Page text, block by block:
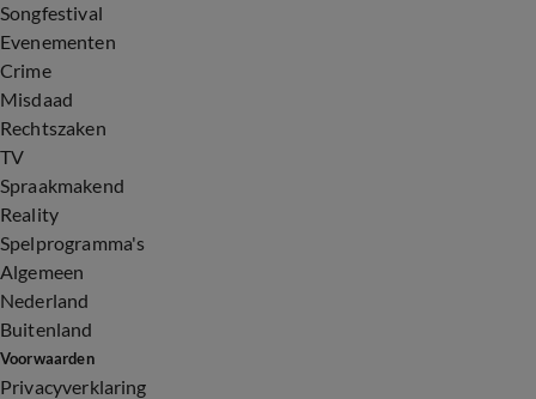
Songfestival
Evenementen
Crime
Misdaad
Rechtszaken
TV
Spraakmakend
Reality
Spelprogramma's
Algemeen
Nederland
Buitenland
Voorwaarden
Privacyverklaring